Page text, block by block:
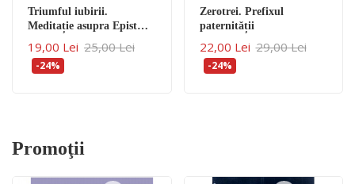
Triumful iubirii.
Meditație asupra Epistolei
Apostol Pavel, capitolul 8
19,00 Lei 25,00 Lei
-24%
Zerotrei. Prefixul
paternității
22,00 Lei 29,00 Lei
-24%
Promoţii